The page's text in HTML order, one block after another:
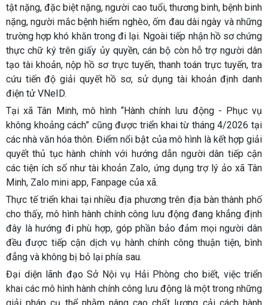
tật nặng, đặc biệt nặng, người cao tuổi, thương binh, bệnh binh
nặng, người mắc bệnh hiểm nghèo, ốm đau dài ngày và những
trường hợp khó khăn trong đi lại. Ngoài tiếp nhận hồ sơ chứng
thực chữ ký trên giấy ủy quyền, cán bộ còn hỗ trợ người dân
tạo tài khoản, nộp hồ sơ trực tuyến, thanh toán trực tuyến, tra
cứu tiến độ giải quyết hồ sơ, sử dụng tài khoản định danh
điện tử VNeID.
Tại xã Tân Minh, mô hình “Hành chính lưu động - Phục vụ
không khoảng cách” cũng được triển khai từ tháng 4/2026 tại
các nhà văn hóa thôn. Điểm nổi bật của mô hình là kết hợp giải
quyết thủ tục hành chính với hướng dẫn người dân tiếp cận
các tiện ích số như tài khoản Zalo, ứng dụng trợ lý ảo xã Tân
Minh, Zalo mini app, Fanpage của xã.
Thực tế triển khai tại nhiều địa phương trên địa bàn thành phố
cho thấy, mô hình hành chính công lưu động đang khẳng định
đây là hướng đi phù hợp, góp phần bảo đảm mọi người dân
đều được tiếp cận dịch vụ hành chính công thuận tiện, bình
đẳng và không bị bỏ lại phía sau.
Đại diện lãnh đạo Sở Nội vụ Hải Phòng cho biết, việc triển
khai các mô hình hành chính công lưu động là một trong những